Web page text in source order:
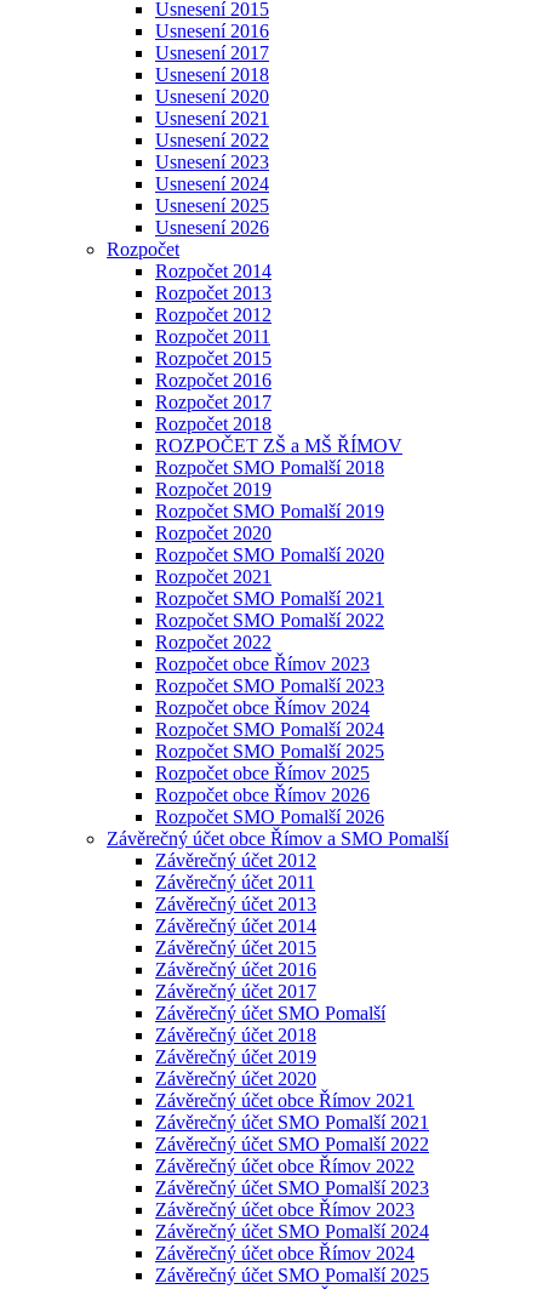
Usnesení 2015
Usnesení 2016
Usnesení 2017
Usnesení 2018
Usnesení 2020
Usnesení 2021
Usnesení 2022
Usnesení 2023
Usnesení 2024
Usnesení 2025
Usnesení 2026
Rozpočet
Rozpočet 2014
Rozpočet 2013
Rozpočet 2012
Rozpočet 2011
Rozpočet 2015
Rozpočet 2016
Rozpočet 2017
Rozpočet 2018
ROZPOČET ZŠ a MŠ ŘÍMOV
Rozpočet SMO Pomalší 2018
Rozpočet 2019
Rozpočet SMO Pomalší 2019
Rozpočet 2020
Rozpočet SMO Pomalší 2020
Rozpočet 2021
Rozpočet SMO Pomalší 2021
Rozpočet SMO Pomalší 2022
Rozpočet 2022
Rozpočet obce Římov 2023
Rozpočet SMO Pomalší 2023
Rozpočet obce Římov 2024
Rozpočet SMO Pomalší 2024
Rozpočet SMO Pomalší 2025
Rozpočet obce Římov 2025
Rozpočet obce Římov 2026
Rozpočet SMO Pomalší 2026
Závěrečný účet obce Římov a SMO Pomalší
Závěrečný účet 2012
Závěrečný účet 2011
Závěrečný účet 2013
Závěrečný účet 2014
Závěrečný účet 2015
Závěrečný účet 2016
Závěrečný účet 2017
Závěrečný účet SMO Pomalší
Závěrečný účet 2018
Závěrečný účet 2019
Závěrečný účet 2020
Závěrečný účet obce Římov 2021
Závěrečný účet SMO Pomalší 2021
Závěrečný účet SMO Pomalší 2022
Závěrečný účet obce Římov 2022
Závěrečný účet SMO Pomalší 2023
Závěrečný účet obce Římov 2023
Závěrečný účet SMO Pomalší 2024
Závěrečný účet obce Římov 2024
Závěrečný účet SMO Pomalší 2025